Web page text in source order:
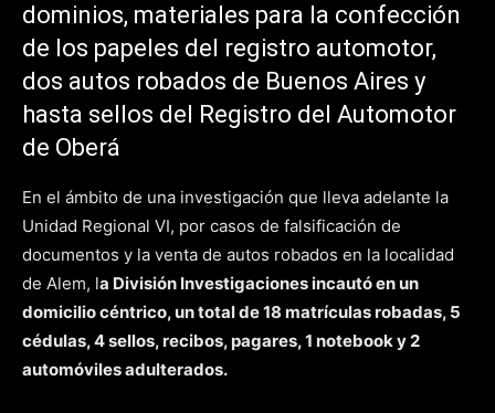
dominios, materiales para la confección
de los papeles del registro automotor,
dos autos robados de Buenos Aires y
hasta sellos del Registro del Automotor
de Oberá
En el ámbito de una investigación que lleva adelante la
Unidad Regional VI, por casos de falsificación de
documentos y la venta de autos robados en la localidad
de Alem, la División Investigaciones incautó en un
domicilio céntrico, un total de 18 matrículas robadas, 5
cédulas, 4 sellos, recibos, pagares, 1 notebook y 2
automóviles adulterados.